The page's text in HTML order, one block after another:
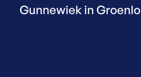
Gunnewiek in Groenlo